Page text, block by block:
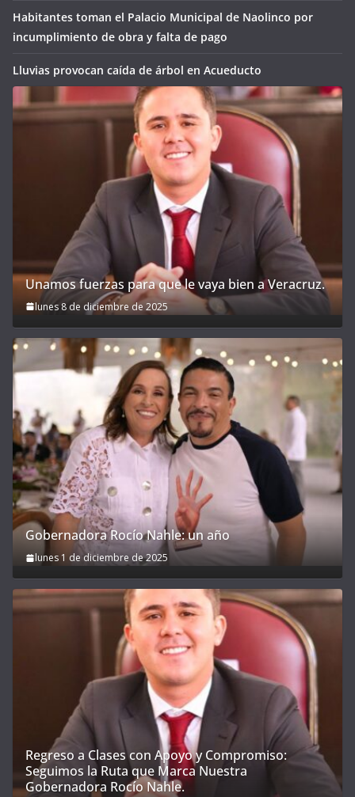
Habitantes toman el Palacio Municipal de Naolinco por
incumplimiento de obra y falta de pago
Lluvias provocan caída de árbol en Acueducto
Unamos fuerzas para que le vaya bien a Veracruz.
lunes 8 de diciembre de 2025
Gobernadora Rocío Nahle: un año
lunes 1 de diciembre de 2025
Regreso a Clases con Apoyo y Compromiso:
Seguimos la Ruta que Marca Nuestra
Gobernadora Rocío Nahle.